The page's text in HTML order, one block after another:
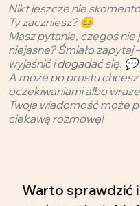
Nikt jeszcze nie
Ty zaczniesz? 😊
Masz pytanie, czegoś
niejasne? Śmiało
wyjaśnić i dogadać się. 💬
A może po prostu
oczekiwaniami albo
Twoja wiadomość może
ciekawą rozmowę!
Warto sprawdzić